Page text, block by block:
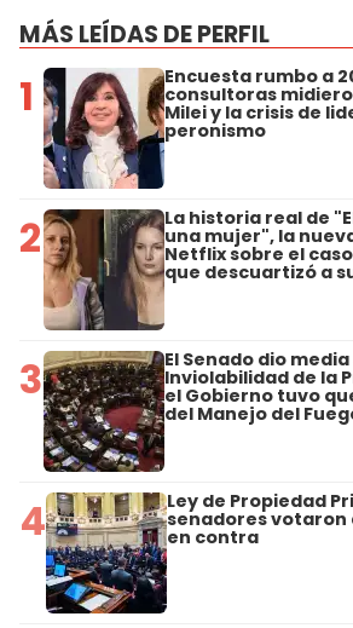
MÁS LEÍDAS DE PERFIL
1 Encuesta rumbo a
consultoras
Milei y la crisis de
peronismo
2 La historia real de
una mujer", la
Netflix sobre el
que descuartizó a
3 El Senado dio
Inviolabilidad de la
el Gobierno tuvo
del Manejo del
4 Ley de Propiedad
senadores votaron
en contra